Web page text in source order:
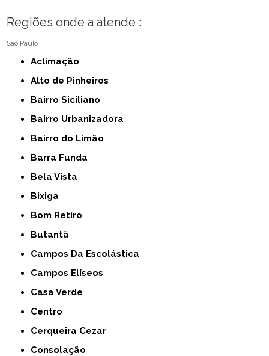
Regiões onde a atende :
São Paulo
Aclimação
Alto de Pinheiros
Bairro Siciliano
Bairro Urbanizadora
Bairro do Limão
Barra Funda
Bela Vista
Bixiga
Bom Retiro
Butantã
Campos Da Escolástica
Campos Elíseos
Casa Verde
Centro
Cerqueira Cezar
Consolação